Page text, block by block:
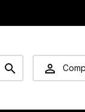
 